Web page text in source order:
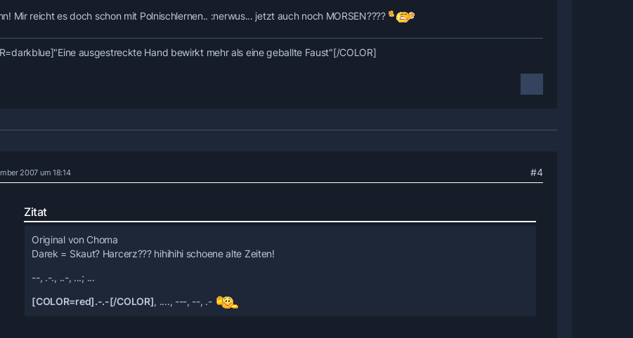
Ich habe mich daher heute schon mal nach einem Morsegerät umgesehen.
Gibt es zum Glück noch.
Komme also demnächst a la Samuel Morse rüber. Damit Ihr mich verstehen könnt, hier mal das Alphabet zur
Auch Flaggensymbole sind möglich. Doch dazu später mehr.
...- .. . .-.. ... .--. .- ... ... -... . .. -- ..- . -... . -.
-.. .- .-. . -.-
Mir reicht es doch schon mit Polnischlernen.. :nerwus... jetzt auch noch MORSEN????
ausgestreckte Hand bewirkt mehr als eine geballte Faust"[/COLOR]
2007 um 18:14 #4
Zitat
Original von Choma
Darek = Skaut? Harcerz??? hihihihi schoene alte Zeiten!
--, .-., ..-, ...; ...
[COLOR=red].-.-[/COLOR], ...., ---, --, .-